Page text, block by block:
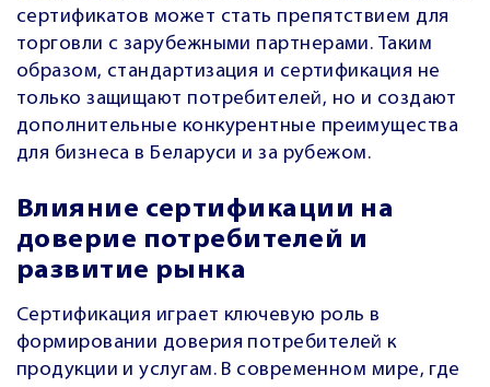
сертификатов может стать препятствием для
торговли с зарубежными партнерами. Таким
образом, стандартизация и сертификация не
только защищают потребителей, но и создают
дополнительные конкурентные преимущества
для бизнеса в Беларуси и за рубежом.
Влияние сертификации на
доверие потребителей и
развитие рынка
Сертификация играет ключевую роль в
формировании доверия потребителей к
продукции и услугам. В современном мире, где